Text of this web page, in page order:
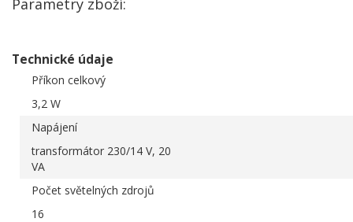
Parametry zboží:
Technické údaje
Příkon celkový
3,2 W
Napájení
transformátor 230/14 V, 20
VA
Počet světelných zdrojů
16